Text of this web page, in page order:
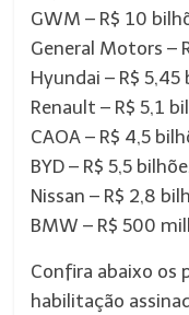
GWM – R$ 10
General Motors –
Hyundai – R$
Renault – R$ 5,1
CAOA – R$ 4,5
BYD – R$ 5,5
Nissan – R$ 2,8
BMW – R$ 500
Confira abaixo os
habilitação